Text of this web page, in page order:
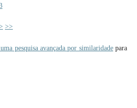
>>
pesquisa avançada por similaridadepara